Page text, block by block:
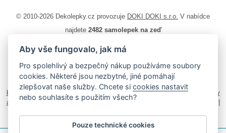
© 2010-2026 Dekolepky.cz provozuje DOKI DOKI s.r.o. V nabídce
najdete 2482 samolepek na zeď
Návod k lepení|Životnost samolepek na zeď
podmínky|Ochrana osobních údajů|Cookies |Reklamační řád
Impressum
samolepky na auto |fotomagnetky na lednici fotokalendáře
kühlschrank fotomagnete
foto magnesy na lodówkę|samolepky dieťa v
aute |logoprinty |nálepky na stenu | dárky pro ženy
Aby vše fungovalo, jak má
Pro spolehlivý a bezpečný nákup používáme soubory
cookies. Některé jsou nezbytné, jiné pomáhají
zlepšovat naše služby. Chcete sicookies nastavit
nebo souhlasíte s použitím všech?
Pouze technické cookies